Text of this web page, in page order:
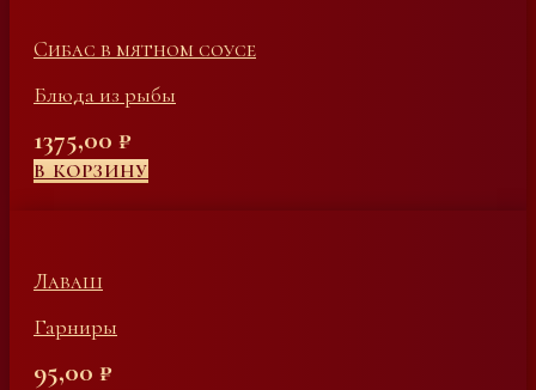
Сибас в мятном соусе
Блюда из рыбы
1375,00 ₽
В КОРЗИНУ
Лаваш
Гарниры
95,00 ₽